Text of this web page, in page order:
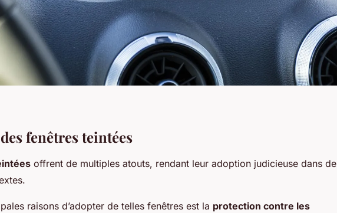
fenêtres teintées
offrent de multiples atouts, rendant leur adoption judicieuse dans de
raisons d’adopter de telles fenêtres est la protection contre les